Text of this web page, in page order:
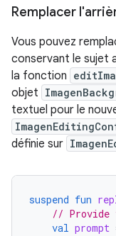
Remplacer
Vous pouvez
conservant le sujet
la fonction
objet
textuel pour le
définie sur
suspend fun
// Provide
val prompt